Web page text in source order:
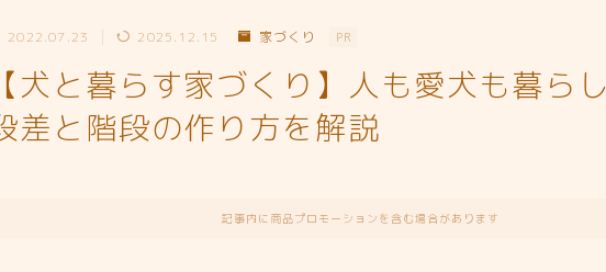
2022.07.23 2025.12.15 家づくり PR
【犬と暮らす家づくり】人も愛犬も暮ら
差と階段の作り方を解説
記事内に商品プロモーションを含む場合があります